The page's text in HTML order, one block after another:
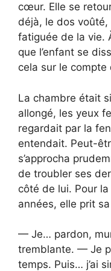
cœur. Elle se
déjà, le dos
fatiguée de la vie.
que l’enfant se
cela sur le compte
La chambre était
allongé, les yeux
regardait par la
entendait. Peut-
s’approcha
de troubler ses
côté de lui. Pour
années, elle prit
— Je… pardon,
tremblante. — Je
temps. Puis… j’ai